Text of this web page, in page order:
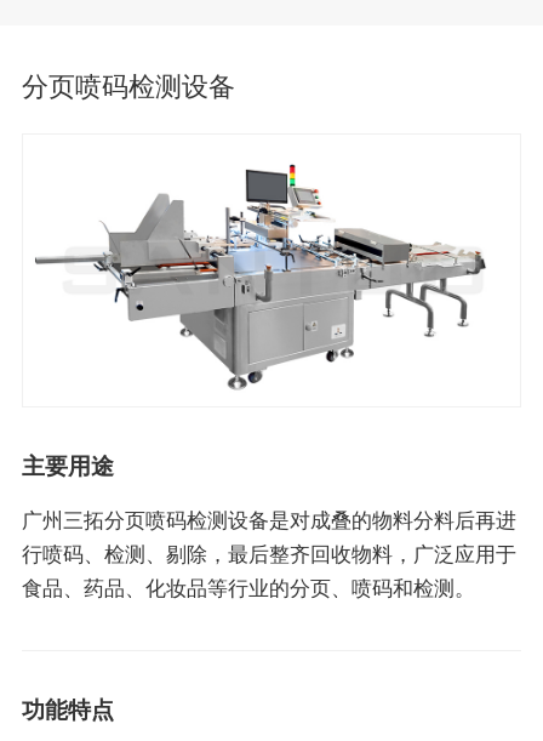
分页喷码检测设备
主要用途
广州三拓分页喷码检测设备是对成叠的物料分料后再进
行喷码、检测、剔除，最后整齐回收物料，广泛应用于
食品、药品、化妆品等行业的分页、喷码和检测。
功能特点